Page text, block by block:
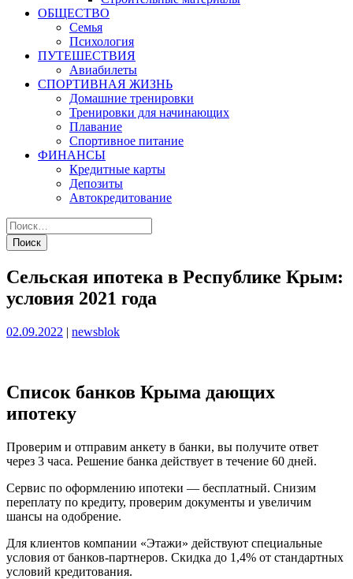
ОБЩЕСТВО
Семья
Психология
ПУТЕШЕСТВИЯ
Авиабилеты
СПОРТИВНАЯ ЖИЗНЬ
Домашние тренировки
Тренировки для начинающих
Плавание
Спортивное питание
ФИНАНСЫ
Кредитные карты
Депозиты
Автокредитование
Сельская ипотека в Республике Крым:
условия 2021 года
Опубликовано
02.09.2022 | Опубликовано
newsblok
Список банков Крыма дающих
ипотеку
Проверим и отправим анкету в банки, вы получите ответ
через 3 часа. Решение банка действует в течение 60 дней.
Сервис по оформлению ипотеки — бесплатный. Снизим
переплату по кредиту, проверим документы и увеличим
шансы на одобрение.
Для клиентов компании «Этажи» действуют специальные
условия от банков-партнеров. Скидка до 1,4% от стандартных
условий кредитования.